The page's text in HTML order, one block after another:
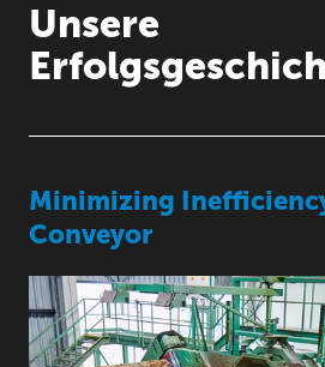
Unsere
Minimizing
Conveyor